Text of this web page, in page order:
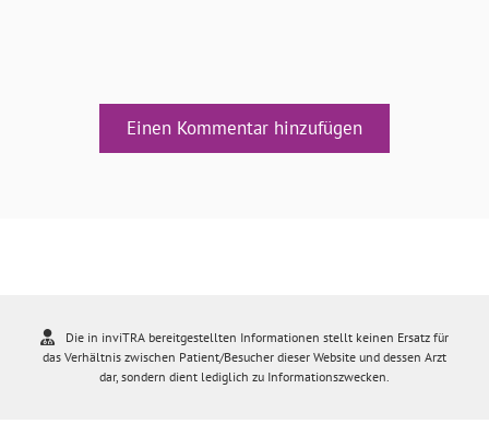
Einen Kommentar hinzufügen
Die in inviTRA bereitgestellten Informationen stellt keinen Ersatz für
das Verhältnis zwischen Patient/Besucher dieser Website und dessen Arzt
dar, sondern dient lediglich zu Informationszwecken.